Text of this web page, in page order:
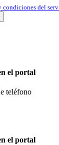
condiciones del
el portal
teléfono
el portal